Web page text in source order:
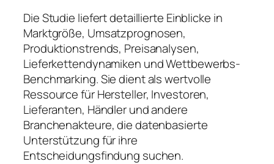
Die Studie liefert detaillierte Einblicke in
Marktgröße, Umsatzprognosen,
Produktionstrends, Preisanalysen,
Lieferkettendynamiken und Wettbewerbs-
Benchmarking. Sie dient als wertvolle
Ressource für Hersteller, Investoren,
Lieferanten, Händler und andere
Branchenakteure, die datenbasierte
Unterstützung für ihre
Entscheidungsfindung suchen.